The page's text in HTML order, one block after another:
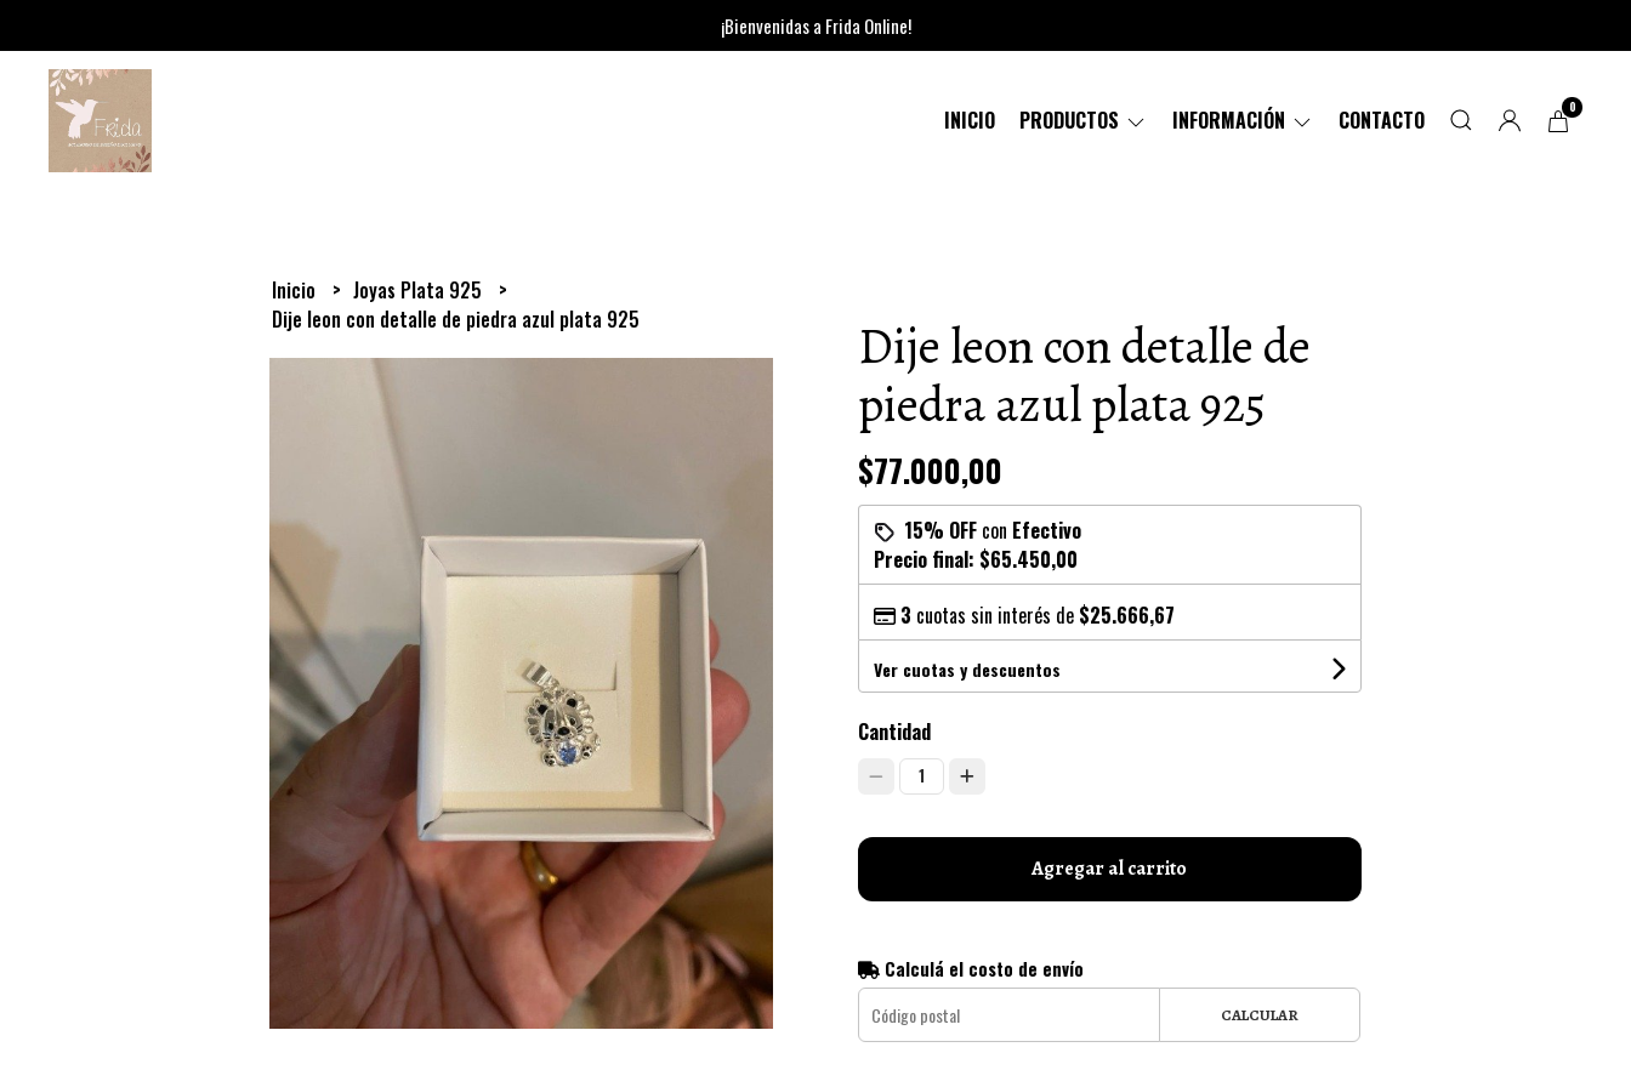
¡Bienvenidas a Frida Online!
INICIO PRODUCTOS INFORMACIÓN CONTACTO 0
Inicio
Joyas Plata 925
Dije leon con detalle de piedra azul plata 925
Dije leon con detalle de
piedra azul plata 925
$77.000,00
15% OFFcon Efectivo
Precio final: $65.450,00
3 cuotas sin interés de $25.666,67
Ver cuotas y descuentos
Cantidad
1
Agregar al carrito
Calculá el costo de envío
CALCULAR